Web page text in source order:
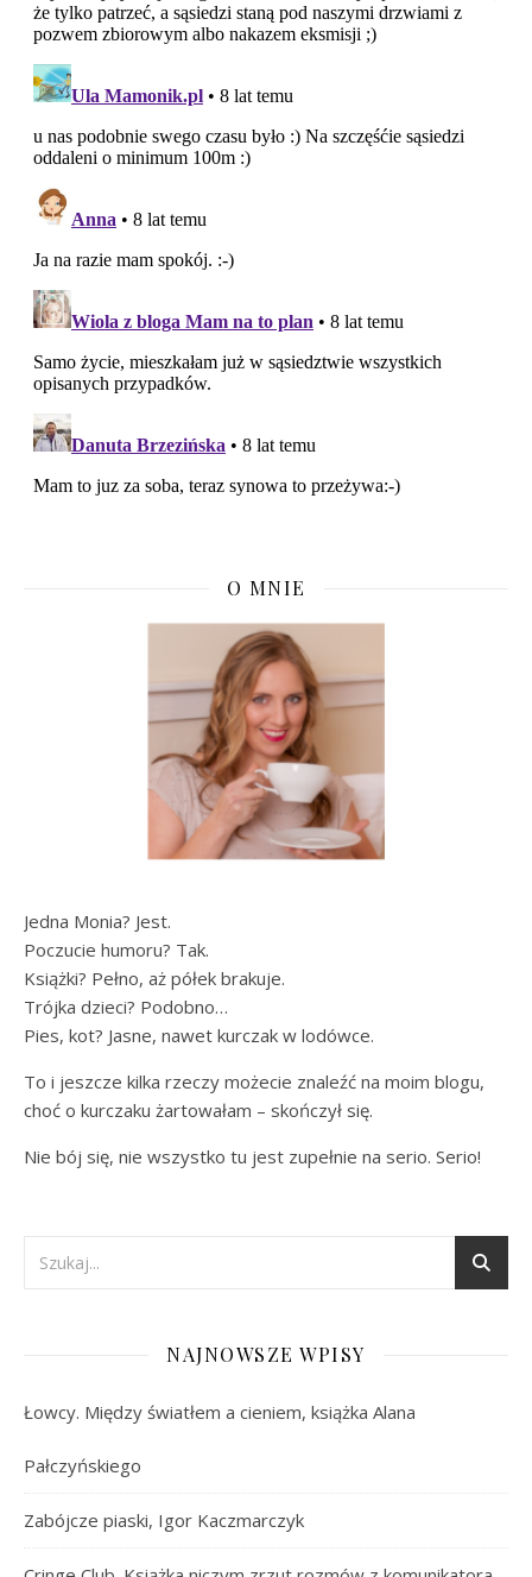
O MNIE
Jedna Monia? Jest.
Poczucie humoru? Tak.
Książki? Pełno, aż półek brakuje.
Trójka dzieci? Podobno…
Pies, kot? Jasne, nawet kurczak w lodówce.
To i jeszcze kilka rzeczy możecie znaleźć na moim blogu,
choć o kurczaku żartowałam – skończył się.
Nie bój się, nie wszystko tu jest zupełnie na serio. Serio!
NAJNOWSZE WPISY
Łowcy. Między światłem a cieniem, książka Alana
Pałczyńskiego
Zabójcze piaski, Igor Kaczmarczyk